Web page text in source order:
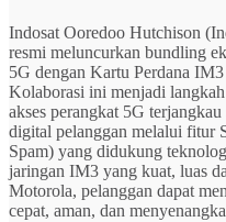
Indosat Ooredoo Hutchison
resmi meluncurkan bundling
5G dengan Kartu Perdana
Kolaborasi ini menjadi
akses perangkat 5G
digital pelanggan melalui fitur
Spam) yang didukung
jaringan IM3 yang kuat, luas
Motorola, pelanggan dapat
cepat, aman, dan